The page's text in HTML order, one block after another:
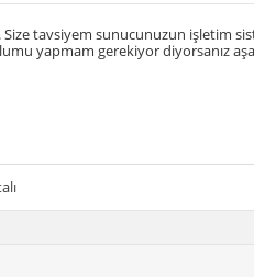
Size tavsiyem sunucunuzun işletim
yapmam gerekiyor diyorsanız